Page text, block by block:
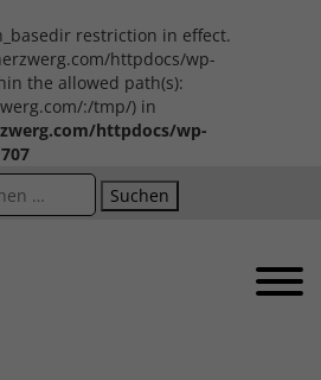
restriction in effect.
httpdocs/wp-
the allowed path(s):
:/tmp/) in
httpdocs/wp-
707
Suchen